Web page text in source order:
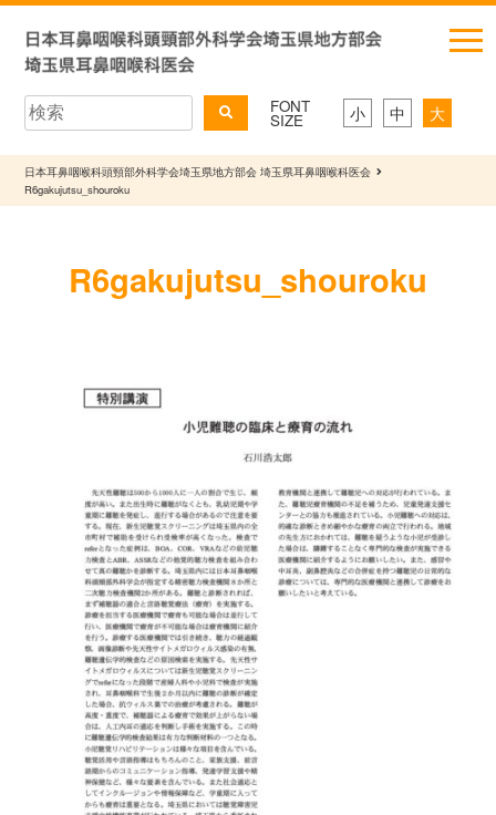
FONT
SIZE 小 中 大
日本耳鼻咽喉科頭頸部外科学会埼玉県地方部会 埼玉県耳鼻咽喉科医会
R6gakujutsu_shouroku
R6gakujutsu_shouroku